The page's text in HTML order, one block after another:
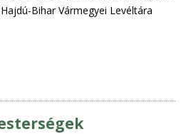
Bihar Vármegyei Levéltára